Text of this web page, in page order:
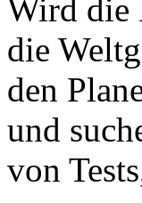
Wird die
die
den
und
von